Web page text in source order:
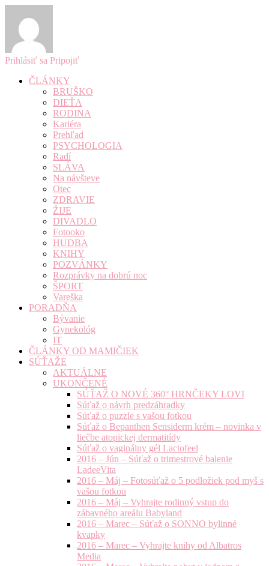
Prihlásiť sa Pripojiť
ČLÁNKY
BRUŠKO
DIEŤA
RODINA
Kariéra
Prehľad
PSYCHOLOGIA
Radí
SLÁVA
Na návšteve
Otec
ZDRAVIE
ŽIJE
DIVADLO
Fotooko
HUDBA
KNIHY
POZVÁNKY
Rozprávky na dobrú noc
ŠPORT
Vareška
PORADŇA
Bývanie
Gynekológ
IT
ČLÁNKY OD MAMIČIEK
SÚŤAŽE
AKTUÁLNE
UKONČENÉ
SÚŤAŽ O NOVÉ 360° HRNČEKY LOVI
Súťaž o návrh predzáhradky
Súťaž o puzzle s vašou fotkou
Súťaž o Bepanthen Sensiderm krém – novinka v
liečbe atopickej dermatitídy
Súťaž o vaginálny gél Lactofeel
2016 – Jún – Súťaž o trimestrové balenie
LadeeVita
2016 – Máj – Fotosúťaž o 5 podložiek pod myš s
vašou fotkou
2016 – Máj – Vyhrajte rodinný vstup do
zábavného areálu Babyland
2016 – Marec – Súťaž o SONNO bylinné
kvapky
2016 – Marec – Vyhrajte knihy od Albatros
Media